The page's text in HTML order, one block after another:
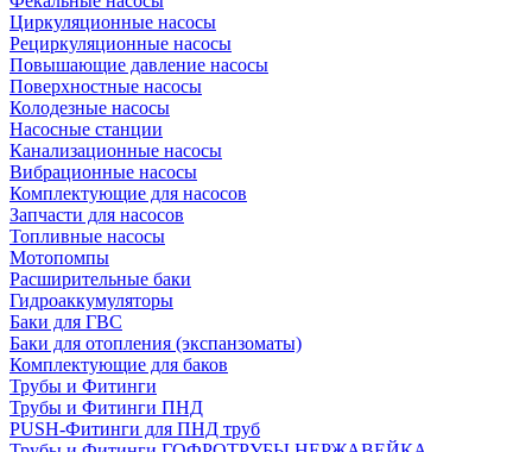
Циркуляционные насосы
Рециркуляционные насосы
Повышающие давление насосы
Поверхностные насосы
Колодезные насосы
Насосные станции
Канализационные насосы
Вибрационные насосы
Комплектующие для насосов
Запчасти для насосов
Топливные насосы
Мотопомпы
Расширительные баки
Гидроаккумуляторы
Баки для ГВС
Баки для отопления (экспанзоматы)
Комплектующие для баков
Трубы и Фитинги
Трубы и Фитинги ПНД
PUSH-Фитинги для ПНД труб